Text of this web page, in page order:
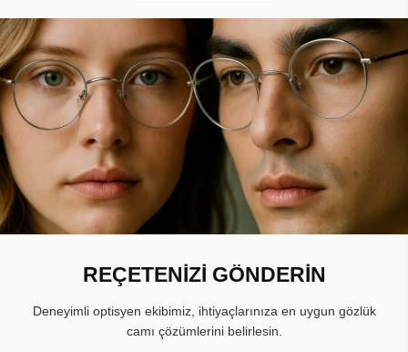
REÇETENİZİ GÖNDERİN
Deneyimli optisyen ekibimiz, ihtiyaçlarınıza en uygun gözlük
camı çözümlerini belirlesin.